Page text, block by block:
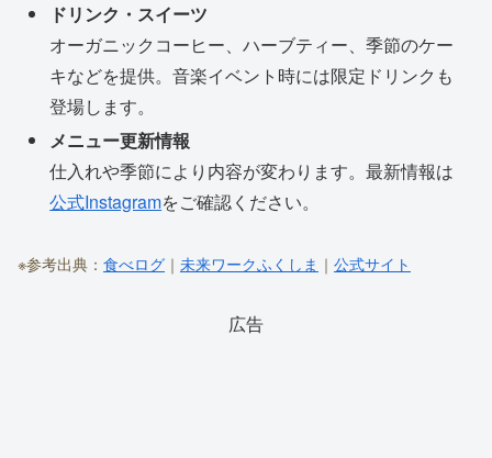
ドリンク・スイーツ
オーガニックコーヒー、ハーブティー、季節のケー
キなどを提供。音楽イベント時には限定ドリンクも
登場します。
メニュー更新情報
仕入れや季節により内容が変わります。最新情報は
公式Instagramをご確認ください。
※参考出典： 食べログ ｜ 未来ワークふくしま ｜ 公式サイト
広告